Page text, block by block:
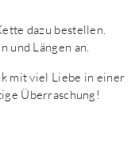
dazu bestellen.
Längen an.
mit viel Liebe in einer
Überraschung!